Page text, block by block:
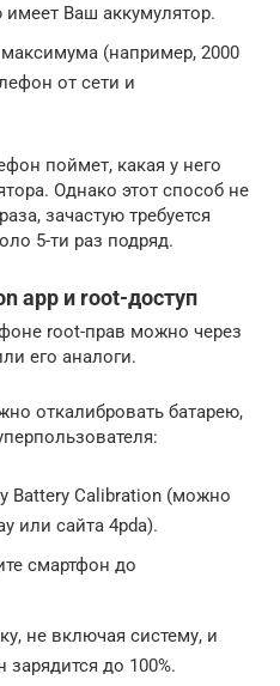
Ваш аккумулятор.
(например, 2000
от сети и
поймет, какая у него
Однако этот способ не
зачастую требуется
5-ти раз подряд.
app и root-доступ
root-прав можно через
его аналоги.
откалибровать батарею,
Battery Calibration (можно
или сайта 4pda).
смартфон до
не включая систему, и
до 100%.